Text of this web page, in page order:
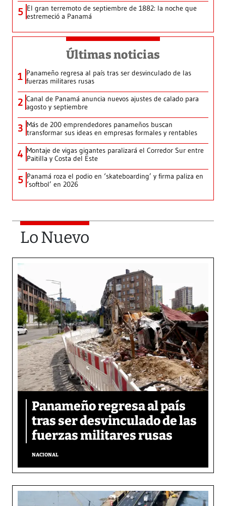
5 El gran terremoto de septiembre de 1882: la noche que
estremeció a Panamá
Últimas noticias
1 Panameño regresa al país tras ser desvinculado de las
fuerzas militares rusas
2 Canal de Panamá anuncia nuevos ajustes de calado para
agosto y septiembre
3 Más de 200 emprendedores panameños buscan
transformar sus ideas en empresas formales y rentables
4 Montaje de vigas gigantes paralizará el Corredor Sur entre
Paitilla y Costa del Este
5 Panamá roza el podio en ‘skateboarding’ y firma paliza en
‘softbol’ en 2026
Lo Nuevo
Panameño regresa al país
tras ser desvinculado de las
fuerzas militares rusas
NACIONAL